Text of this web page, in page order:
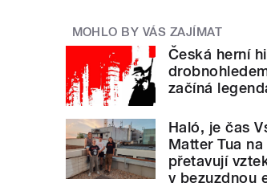
MOHLO BY VÁS ZAJÍMAT
Česká herní
začíná
Haló, je čas
Matter Tua
přetavují
v bezuzdnou